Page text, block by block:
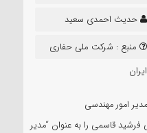
حدیث احمدی سعید
منبع : شرکت ملی حفاری
ایران
امور مهندسی
قاسمی را به عنوان “مدیر